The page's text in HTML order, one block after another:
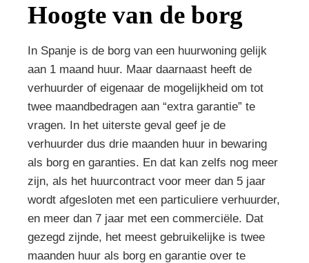
Hoogte van de borg
In Spanje is de borg van een huurwoning gelijk
aan 1 maand huur. Maar daarnaast heeft de
verhuurder of eigenaar de mogelijkheid om tot
twee maandbedragen aan “extra garantie” te
vragen. In het uiterste geval geef je de
verhuurder dus drie maanden huur in bewaring
als borg en garanties. En dat kan zelfs nog meer
zijn, als het huurcontract voor meer dan 5 jaar
wordt afgesloten met een particuliere verhuurder,
en meer dan 7 jaar met een commerciële. Dat
gezegd zijnde, het meest gebruikelijke is twee
maanden huur als borg en garantie over te